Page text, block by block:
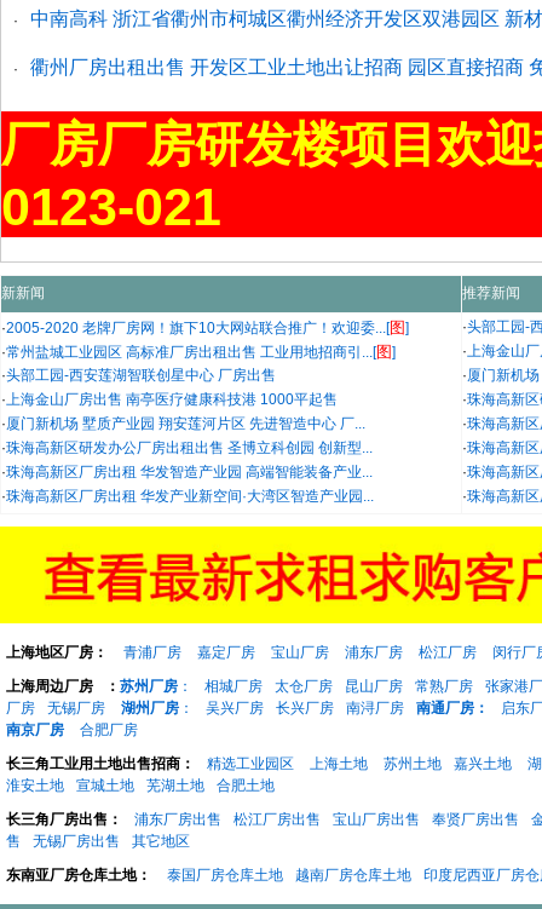
· 中南高科 浙江省衢州市柯城区衢州经济开发区双港园区 新
· 衢州厂房出租出售 开发区工业土地出让招商 园区直接招商
厂房厂房研发楼项目欢
0123-021
新新闻 推荐新闻
·2005-2020 老牌厂房网！旗下10大网站联合推广！欢迎委...[图]
·常州盐城工业园区 高标准厂房出租出售 工业用地招商引...[图]
·头部工园-西安莲湖智联创星中心 厂房出售
·上海金山厂房出售 南亭医疗健康科技港 1000平起售
·厦门新机场 墅质产业园 翔安莲河片区 先进智造中心 厂...
·珠海高新区研发办公厂房出租出售 圣博立科创园 创新型...
·珠海高新区厂房出租 华发智造产业园 高端智能装备产业...
·珠海高新区厂房出租 华发产业新空间·大湾区智造产业园...
·头部工园-
·上海金山
·厦门新机
·珠海高新
·珠海高新
·珠海高新
·珠海高新
·珠海高新
上海地区厂房： 青浦厂房 嘉定厂房 宝山厂房 浦东厂房 松江厂房
闵行厂
上海周边厂房
： 苏州厂房 ： 相城厂房 太仓厂房 昆山厂房 常熟厂房
张家港
厂房
无锡厂房 湖州厂房 ： 吴兴厂房 长兴厂房 南浔厂房 南通厂房：
启东
南京厂房
合肥厂房
长三角工业用土地出售招商：
精选工业园区 上海土地 苏州土地 嘉兴土地
淮安土地
宣城土地 芜湖土地
合肥土地
长三角厂房出售：
浦东厂房出售 松江厂房出售 宝山厂房出售 奉贤厂房出售
售
无锡厂房出售
其它地区
东南亚厂房仓库土地：
泰国厂房仓库土地 越南厂房仓库土地 印度尼西亚厂房